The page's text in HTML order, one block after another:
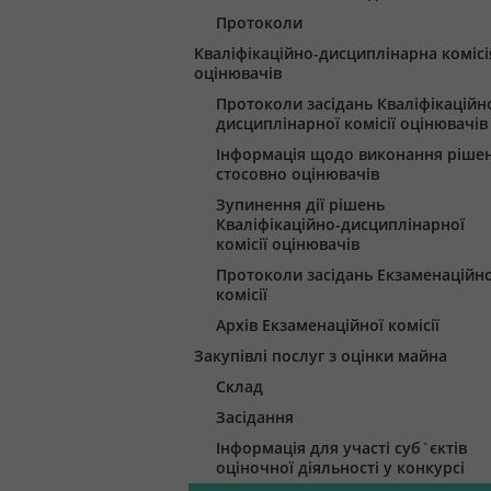
Протоколи
Кваліфікаційно-дисциплінарна
оцінювачів
Протоколи засідань
дисциплінарної комісії оцінювачів
Інформація щодо виконання
стосовно оцінювачів
Зупинення дії рішень
Кваліфікаційно-дисциплінарної
комісії оцінювачів
Протоколи засідань
комісії
Архів Екзаменаційної комісії
Закупівлі послуг з оцінки майна
Склад
Засідання
Інформація для участі суб`єктів
оціночної діяльності у конкурсі